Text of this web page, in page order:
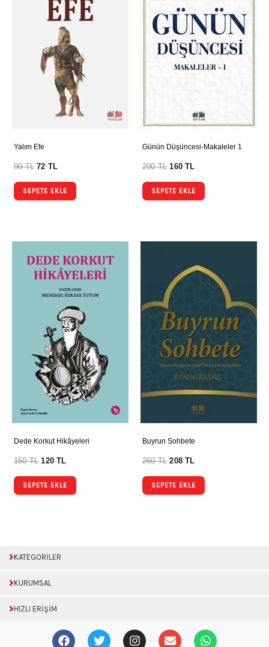
Yalım Efe
90TL 72 TL
SEPETE EKLE
Günün Düşüncesi-Makaleler 1
200TL 160TL
SEPETE EKLE
Dede Korkut Hikâyeleri
150TL 120TL
SEPETE EKLE
Buyrun Sohbete
260TL 208TL
SEPETE EKLE
KATEGORİLER
KURUMSAL
HIZLI ERİŞİM
F
T
I
E
W